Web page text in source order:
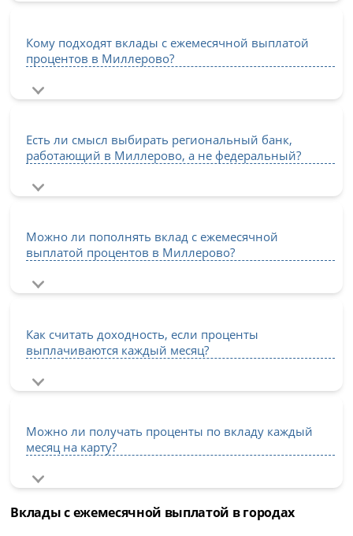
Кому подходят вклады с ежемесячной выплатой
процентов в Миллерово?
Есть ли смысл выбирать региональный банк,
работающий в Миллерово, а не федеральный?
Можно ли пополнять вклад с ежемесячной
выплатой процентов в Миллерово?
Как считать доходность, если проценты
выплачиваются каждый месяц?
Можно ли получать проценты по вкладу каждый
месяц на карту?
Вклады с ежемесячной выплатой в городах